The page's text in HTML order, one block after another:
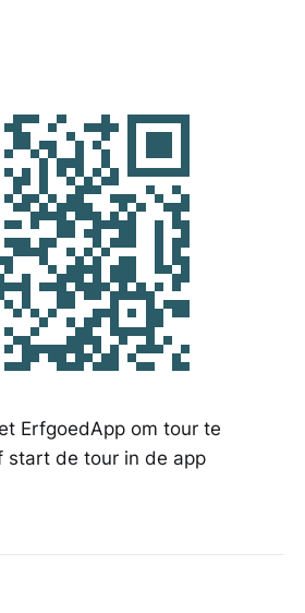
ErfgoedApp om tour te
start de tour in de app